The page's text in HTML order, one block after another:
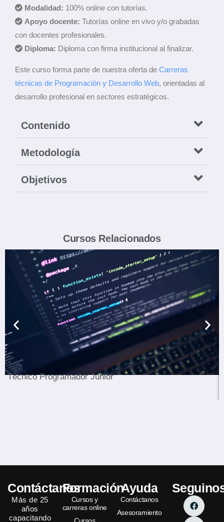
Modalidad: 100% online con tutorías.
Apoyo docente: Tutorías online en vivo y/o grabadas
con docentes profesionales.
Diploma: Diploma con firma institucional al finalizar.
Este curso forma parte de nuestra oferta de Carreras
técnicas de Programación y Desarrollo Web, orientadas al
desarrollo profesional en sectores estratégicos.
Contenido
Metodología
Objetivos
Cursos Relacionados
Técnico Programador Junior
Ver Carrera
Contáctanos
Más de 25
años
capacitando
Formación
Cursos y
carreras online
Ayuda
Contáctanos
Asesoramiento